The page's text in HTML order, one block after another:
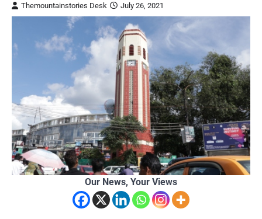
Themountainstories Desk July 26, 2021
Our News, Your Views